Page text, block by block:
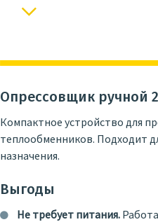
Next
Опрессовщик ручной
Компактное устройство для
теплообменников. Подходит
назначения.
Выгоды
Не требует питания.